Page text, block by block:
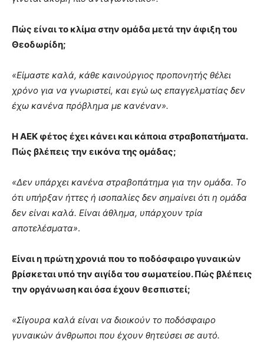
Πώς είναι το κλίμα στην ομάδα μετά την άφιξη του
Θεοδωρίδη;
«Είμαστε καλά, κάθε καινούργιος προπονητής θέλει
χρόνο για να γνωριστεί, και εγώ ως επαγγελματίας δεν
έχω κανένα πρόβλημα με κανέναν».
Η ΑΕΚ φέτος έχει κάνει και κάποια στραβοπατήματα.
Πώς βλέπεις την εικόνα της ομάδας;
«Δεν υπάρχει κανένα στραβοπάτημα για την ομάδα. Το
ότι υπήρξαν ήττες ή ισοπαλίες δεν σημαίνει ότι η ομάδα
δεν είναι καλά. Είναι άθλημα, υπάρχουν τρία
αποτελέσματα».
Είναι η πρώτη χρονιά που το ποδόσφαιρο γυναικών
βρίσκεται υπό την αιγίδα του σωματείου. Πώς βλέπεις
την οργάνωση και όσα έχουν θεσπιστεί;
«Σίγουρα καλά είναι να διοικούν το ποδόσφαιρο
γυναικών άνθρωποι που έχουν θητεύσει σε αυτό.